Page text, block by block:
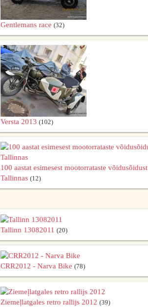
Gentlemans race (32)
Versta 2013 (102)
100 aastat esimesest mootorrataste võidusõidust
Tallinnas (12)
Tallinn 13082011 (20)
CRR2012 - Narva Bike (78)
Ziemeļlatgales retro rallijs 2012 (39)